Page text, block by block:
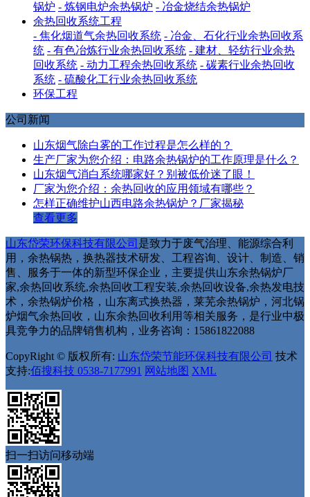
锅炉 - 炼钢电炉余热锅炉 - 冶金烧结余热锅炉
余热回收系统工程
- 焦化烟道气余热回收系统 - 冶金、石化行业余热回收系
统 - 有色冶炼行业余热回收系统 - 建材、轻纺行业余热
回收系统 - 动力工程余热回收系统 - 碳素行业余热回收
系统 - 硫酸化工行业余热回收系统
环保工程
公司新闻
山东烟气除白雾的工作过程是怎么样的？
生产厂家为您介绍：电路余热锅炉的工作原理是什么？
山东烟气消白系统哪家好？别被低价迷了眼！
厂家为您介绍：余热回收的应用领域有哪些？
怎样正确维护山西电路余热锅炉？厂家揭秘
查看更多
山东岱荣环保科技有限公司 是致力于废气治理、能源综合利
用，余热锅热，换热器技术研发、工程咨询、设计、制造、销
售、服务于一体的新型环保企业，主要提供山东余热锅炉厂
家,余热回收系统,余热回收工程安装,余热回收设备,余热发电技
术，余热锅炉价格，山东离式换热器，莱芜余热锅炉，河北锅
炉烟气余热回收，山东余热回收利用等相关服务，是行业中极
具竞争力的品牌销售机构，业务咨询：15861822088
CopyRight © 版权所有: 山东岱荣节能环保科技有限公司 技术
支持:佰搜科技 0538-7177991 网站地图 XML
扫一扫访问移动端